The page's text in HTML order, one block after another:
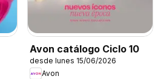
Avon catálogo Ciclo 10
desde lunes 15/06/2026
Avon